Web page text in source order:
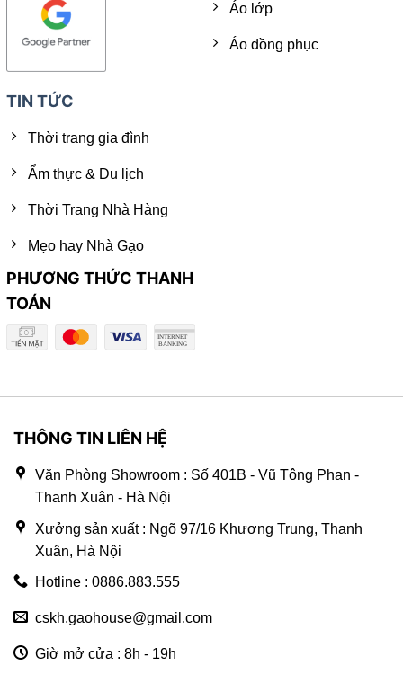
Áo lớp
Áo đồng phục
TIN TỨC
Thời trang gia đình
Ẩm thực & Du lịch
Thời Trang Nhà Hàng
Mẹo hay Nhà Gạo
PHƯƠNG THỨC THANH
TOÁN
THÔNG TIN LIÊN HỆ
Văn Phòng Showroom : Số 401B - Vũ Tông Phan -
Thanh Xuân - Hà Nội
Xưởng sản xuất : Ngõ 97/16 Khương Trung, Thanh
Xuân, Hà Nội
Hotline : 0886.883.555
cskh.gaohouse@gmail.com
Giờ mở cửa : 8h - 19h